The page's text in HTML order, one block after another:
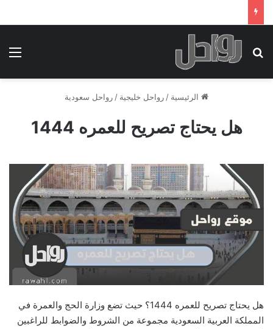
بحث عن
الرئيسية / رواحل خليجية / رواحل سعودية
هل يحتاج تصريح للعمره 1444
هل يحتاج تصريح للعمره 1444؟ حيث تضع وزارة الحج والعمرة في
المملكة العربية السعودية مجموعة من الشروط والضوابط للراغبين